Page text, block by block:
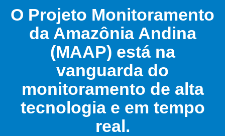
O Projeto Monitoramento
da Amazônia Andina
(MAAP) está na
vanguarda do
monitoramento de alta
tecnologia e em tempo
real.